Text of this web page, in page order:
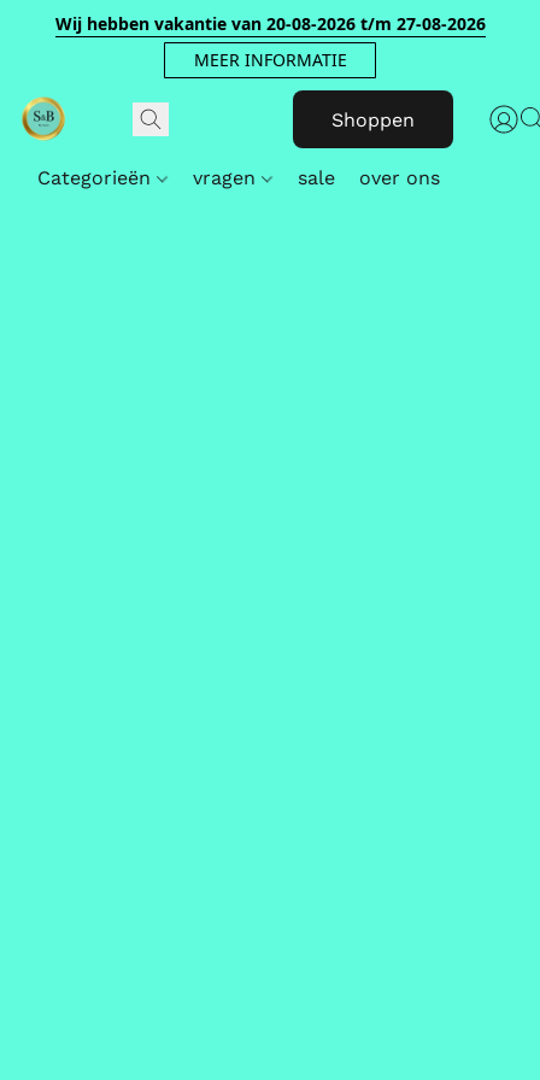
Wij hebben vakantie van 20-08-2026 t/m 27-08-2026
MEER INFORMATIE
Shoppen
Categorieën vragen sale over ons